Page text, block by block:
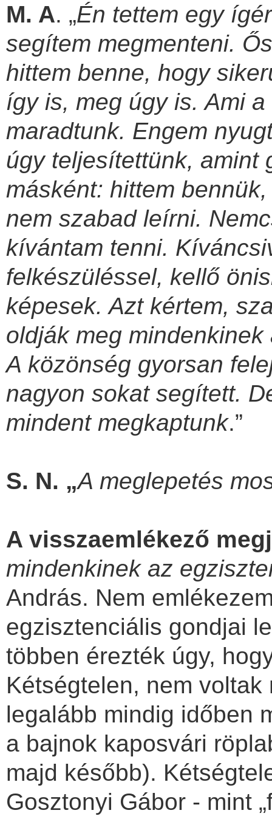
M. A. „Én tettem egy
segítem megmenteni.
hittem benne, hogy
így is, meg úgy is. Ami
maradtunk. Engem
úgy teljesítettünk, amint
másként: hittem
nem szabad leírni.
kívántam tenni.
felkészüléssel, kellő
képesek. Azt kértem,
oldják meg
A közönség gyorsan
nagyon sokat segített.
mindent megkaptunk.”
S. N. „A meglepetés
A visszaemlékező
mindenkinek az
András. Nem
egzisztenciális gondjai
többen érezték úgy,
Kétségtelen, nem
legalább mindig időben
a bajnok kaposvári
majd később).
Gosztonyi Gábor - mint